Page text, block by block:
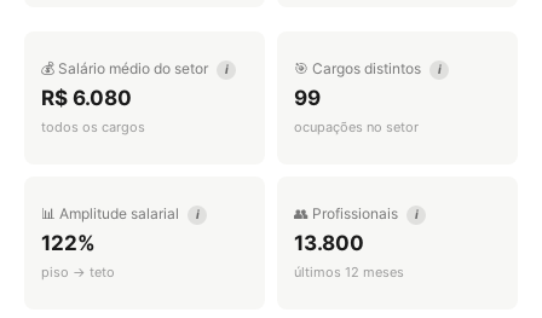
💰 Salário médio do setor i
R$ 6.080
todos os cargos
🎯 Cargos distintos i
99
ocupações no setor
📊 Amplitude salarial i
122%
piso → teto
👥 Profissionais i
13.800
últimos 12 meses